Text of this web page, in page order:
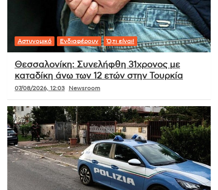
Αστυνομικό Ενδιαφέρουν Ό,τι είναι!
Θεσσαλονίκη: Συνελήφθη 31χρονος με
καταδίκη άνω των 12 ετών στην Τουρκία
07/08/2026, 12:03 Newsroom